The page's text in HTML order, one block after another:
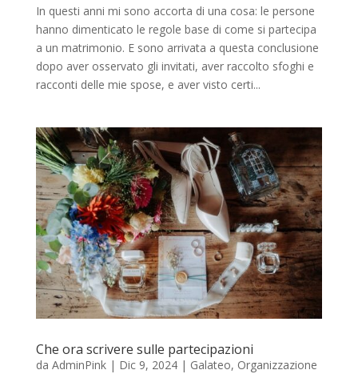
In questi anni mi sono accorta di una cosa: le persone
hanno dimenticato le regole base di come si partecipa
a un matrimonio. E sono arrivata a questa conclusione
dopo aver osservato gli invitati, aver raccolto sfoghi e
racconti delle mie spose, e aver visto certi...
Che ora scrivere sulle partecipazioni
da AdminPink| Dic 9, 2024| Galateo, Organizzazione